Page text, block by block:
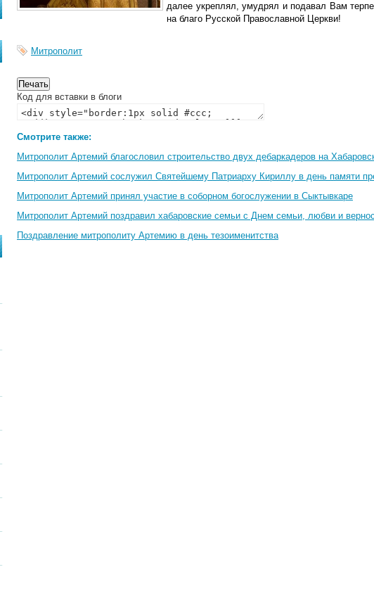
далее укреплял, умудрял и подавал Вам
на благо Русской Православной Церкви!
Митрополит
Код для вставки в блоги
Смотрите также:
Митрополит Артемий благословил строительство двух дебаркадеров на
Митрополит Артемий сослужил Святейшему Патриарху Кириллу в день памяти
Митрополит Артемий принял участие в соборном богослужении в Сыктывкаре
Митрополит Артемий поздравил хабаровские семьи с Днем семьи, любви и
Поздравление​ митрополиту Артемию в день тезоименитства